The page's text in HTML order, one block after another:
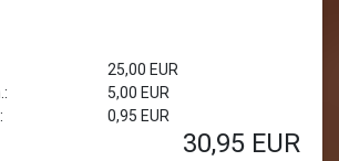
25,00 EUR
5,00 EUR
0,95 EUR
30,95 EUR